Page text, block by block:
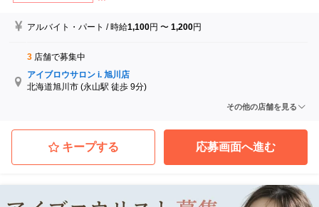
アルバイト・パート /時給1,100円 〜1,200円
3 店舗で募集中
アイブロウサロン i. 旭川店
北海道旭川市 (永山駅 徒歩 9分)
アイブロウサロン i. 浜松店
静岡県浜松市中央区 (新浜松駅 徒歩 2分)
その他の店舗を見る
キープする 応募画面へ進む